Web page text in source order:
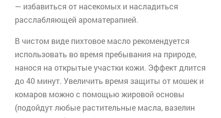
— избавиться от насекомых и насладиться
расслабляющей ароматерапией.
В чистом виде пихтовое масло рекомендуется
использовать во время пребывания на природе,
нанося на открытые участки кожи. Эффект длится
до 40 минут. Увеличить время защиты от мошек и
комаров можно с помощью жировой основы
(подойдут любые растительные масла, вазелин